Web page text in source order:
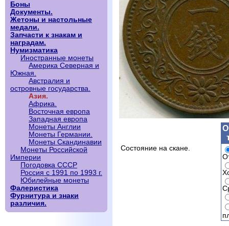
Боны
Документы.
Жетоны и настольные
медали.
Запчасти к знакам и
наградам.
Нумизматика
Иностранные монеты
Америка Северная и
Южная.
Австралия и
островные государства.
Азия.
Африка.
Восточная европа
Западная европа
Монеты Англии
Монеты Германии.
Монеты Скандинавии
Монеты Российской
Империи
Погодовка СССР
Россия с 1991 по 1993 г.
Юбилейные монеты
Фалеристика
Фурнитура и знаки
различия.
Состояние на скане.